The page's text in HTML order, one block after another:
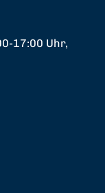
17:00 Uhr,